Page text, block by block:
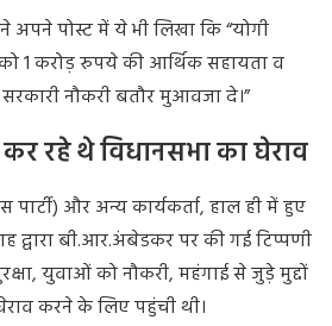
अपने पोस्ट में ये भी लिखा कि “योगी
1 करोड़ रुपये की आर्थिक सहायता व
नौकरी बतौर मुआवजा दे।”
रहे थे विधानसभा का घेराव
पार्टी) और अन्य कार्यकर्ता, हाल ही में हुए
द्वारा बी.आर.अंबेडकर पर की गई टिप्पणी
युवाओं को नौकरी, महंगाई से जुड़े मुद्दों
करने के लिए पहुंची थी।